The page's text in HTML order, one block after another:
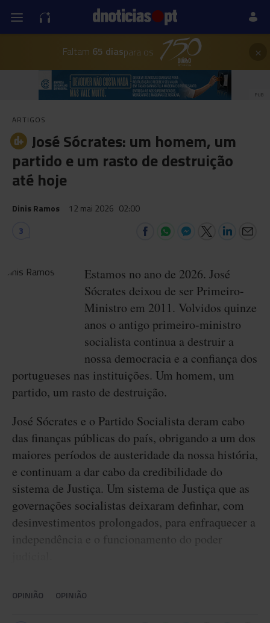
Faltam 65 diaspara os ×
PUB
ARTIGOS
José Sócrates: um homem, um
partido e um rasto de destruição
até hoje
Dinis Ramos 12 mai 2026 02:00
3
Estamos no ano de 2026. José
Sócrates deixou de ser Primeiro-
Ministro em 2011. Volvidos quinze
anos o antigo primeiro-ministro
socialista continua a destruir a
nossa democracia e a confiança dos
portugueses nas instituições. Um homem, um
partido, um rasto de destruição.
José Sócrates e o Partido Socialista deram cabo
das finanças públicas do país, obrigando a um dos
maiores períodos de austeridade da nossa história,
e continuam a dar cabo da credibilidade do
sistema de Justiça. Um sistema de Justiça que as
governações socialistas deixaram definhar, com
desinvestimentos prolongados, para enfraquecer a
independência e o funcionamento do poder
OPINIÃO OPINIÃO